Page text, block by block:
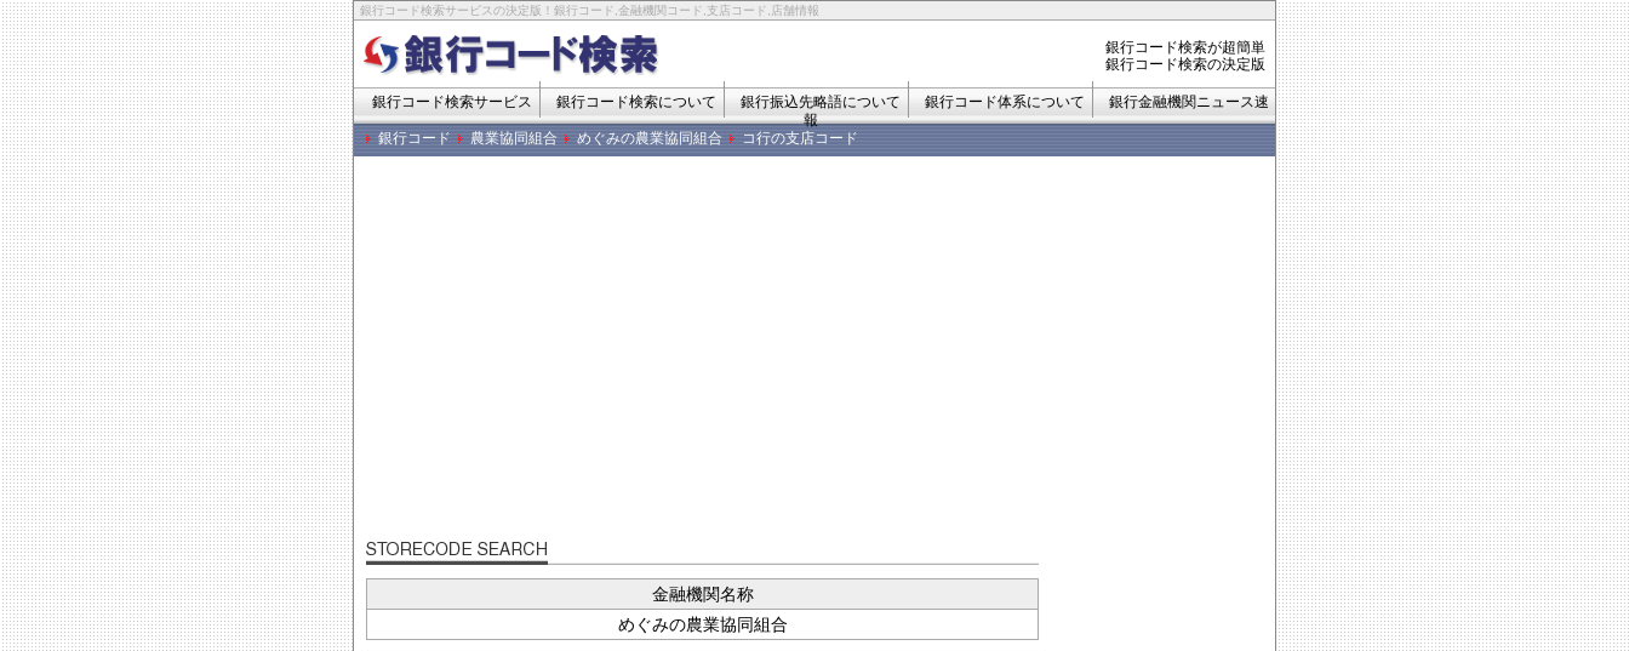
銀行コード検索サービスの決定版！銀行コード,金融機関コード,支店コード,店舗情報
銀行コード検索が超簡単
銀行コード検索の決定版
銀行コード検索サービス 銀行コード検索について 銀行振込先略語について 銀行コード体系について
銀行金融機関ニュース速
報
銀行コード
農業協同組合 めぐみの農業協同組合 コ行の支店コード
金融機関名称
めぐみの農業協同組合